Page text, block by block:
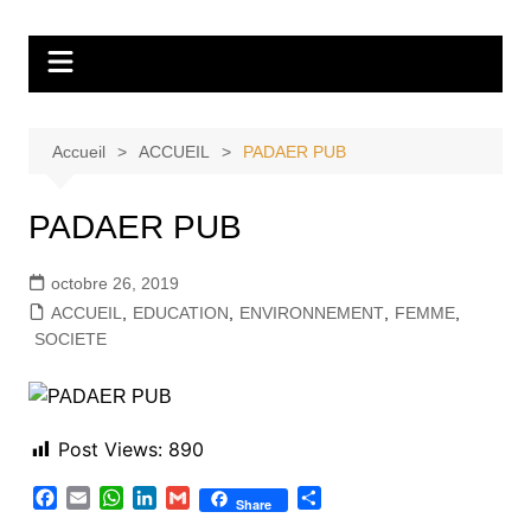
contenu
Tvdescollines
Accueil ACCUEIL PADAER PUB
PADAER PUB
octobre 26, 2019
ACCUEIL
EDUCATION ENVIRONNEMENT, FEMME,
SOCIETE
Post Views: 890
W
G
Share